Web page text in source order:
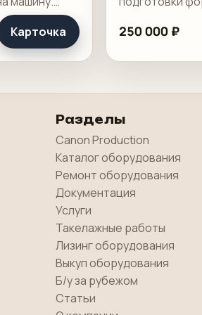
в
и
Карточка
печатного
обслуживания
участка.
250 000 ₽
Разделы
Canon Production
Каталог оборудования
Ремонт оборудования
Документация
Услуги
Такелажные работы
Лизинг оборудования
Выкуп оборудования
Б/у за рубежом
Статьи